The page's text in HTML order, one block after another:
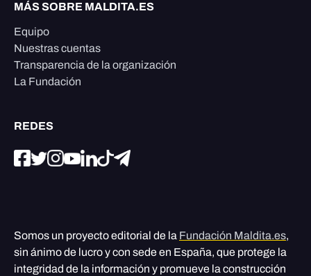
MÁS SOBRE MALDITA.ES
Equipo
Nuestras cuentas
Transparencia de la organización
La Fundación
REDES
Somos un proyecto editorial de la Fundación Maldita.es,
sin ánimo de lucro y con sede en España, que protege la
integridad de la información y promueve la construcción